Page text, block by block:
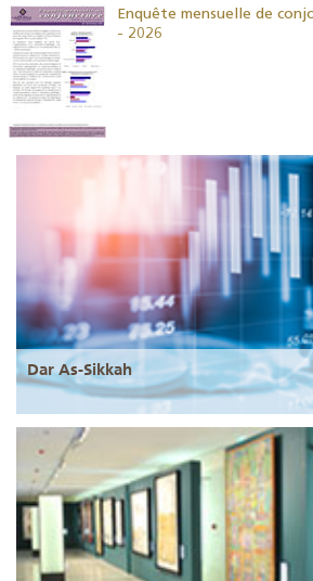
Enquête mensuelle de
- 2026
Dar As-Sikkah